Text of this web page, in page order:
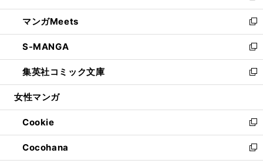
開
く
ウ
で
開
く
ン
ド
ウ
で
開
く
ウ
ィ
ン
ド
ウ
で
開
し
い
ウ
ィ
ン
ド
ウ
開
く
マンガMeets
新
し
い
ウ
ィ
ン
ウ
で
開
く
S-MANGA
新
し
い
ウ
ン
ド
ウ
で
開
集英社コミック文庫
新
し
ウ
ィ
ン
ド
ウ
女性マンガ
Cookie
新
し
い
ウ
Cocohana
新
し